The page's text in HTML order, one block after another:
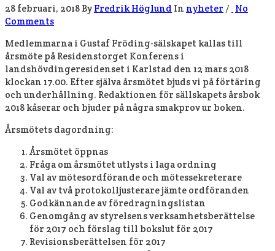
28 februari, 2018 By Fredrik Höglund In nyheter / No
Comments
Medlemmarna i Gustaf Fröding-sälskapet kallas till
årsmöte på Residenstorget Konferens i
landshövdingeresidenset i Karlstad den 12 mars 2018
klockan 17.00. Efter själva årsmötet bjuds vi på förtäring
och underhållning. Redaktionen för sällskapets årsbok
2018 kåserar och bjuder på några smakprov ur boken.
Årsmötets dagordning:
Årsmötet öppnas
Fråga om årsmötet utlysts i laga ordning
Val av mötesordförande och mötessekreterare
Val av två protokolljusterare jämte ordföranden
Godkännande av föredragningslistan
Genomgång av styrelsens verksamhetsberättelse
för 2017 och förslag till bokslut för 2017
Revisionsberättelsen för 2017